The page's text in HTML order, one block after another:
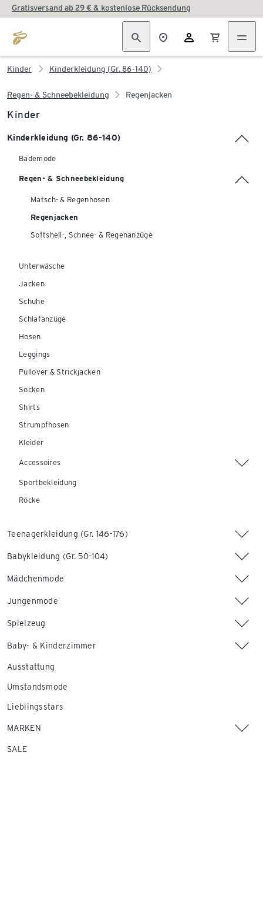
Gratisversand ab 29 € & kostenlose Rücksendung
Kinder Kinderkleidung (Gr. 86-140)
Regen- & Schneebekleidung Regenjacken
Kinder
Kinderkleidung (Gr. 86-140)
Bademode
Regen- & Schneebekleidung
Matsch- & Regenhosen
Regenjacken
Softshell-, Schnee- & Regenanzüge
Unterwäsche
Jacken
Schuhe
Schlafanzüge
Hosen
Leggings
Pullover & Strickjacken
Socken
Shirts
Strumpfhosen
Kleider
Accessoires
Sportbekleidung
Röcke
Teenagerkleidung (Gr. 146-176)
Babykleidung (Gr. 50-104)
Mädchenmode
Jungenmode
Spielzeug
Baby- & Kinderzimmer
Ausstattung
Umstandsmode
Lieblingsstars
MARKEN
SALE